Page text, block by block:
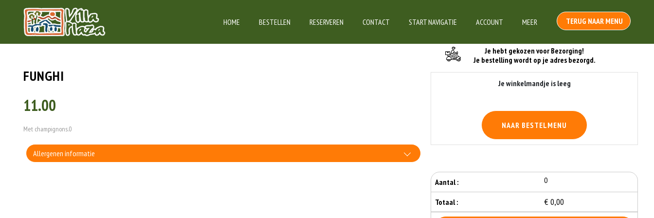
HOME BESTELLEN RESERVEREN CONTACT START NAVIGATIE ACCOUNT MEER TERUG NAAR MENU
FUNGHI
11.00
Met champignons.0
Allergenen informatie
Je hebt gekozen voor Bezorging!
Je bestelling wordt op je adres bezorgd.
Je winkelmandje is leeg
NAAR BESTELMENU
Aantal : 0
Totaal : € 0,00
Je Bestelling